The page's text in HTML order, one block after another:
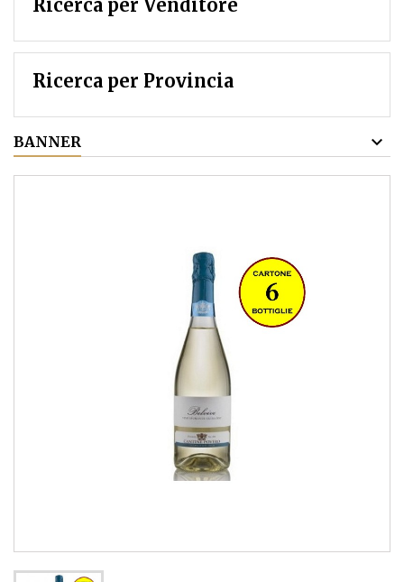
Ricerca per Venditore
Ricerca per Provincia
BANNER